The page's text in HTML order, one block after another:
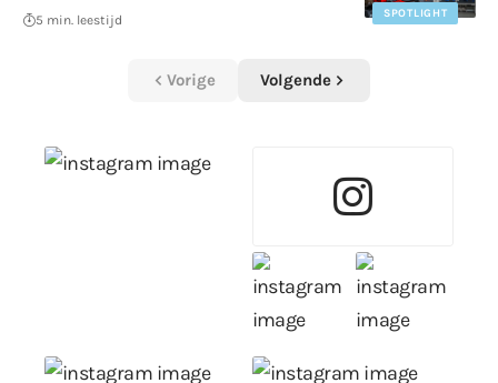
SPOTLIGHT
5 min. leestijd
Vorige Volgende